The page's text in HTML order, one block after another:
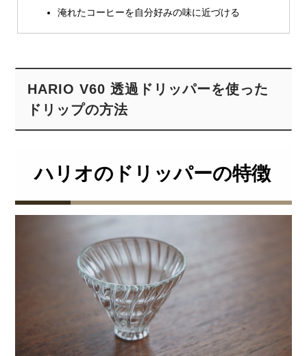
淹れたコーヒーを自分好みの味に近づける
HARIO V60 透過ドリッパーを使った
ドリップの方法
ハリオのドリッパーの特徴